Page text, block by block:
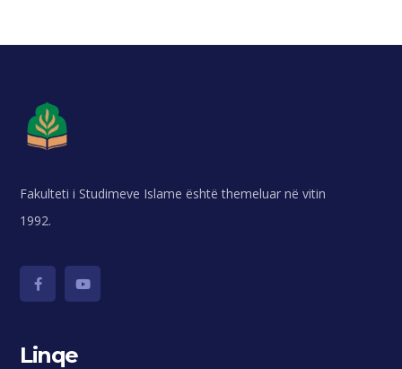
Fakulteti i Studimeve Islame është themeluar në vitin
1992.
Linqe